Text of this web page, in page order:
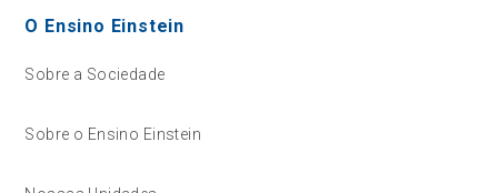
O Ensino Einstein
Sobre a Sociedade
Sobre o Ensino Einstein